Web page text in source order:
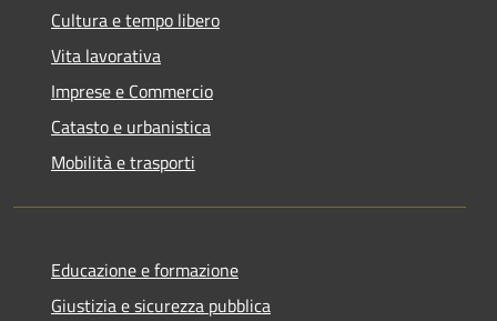
Cultura e tempo libero
Vita lavorativa
Imprese e Commercio
Catasto e urbanistica
Mobilità e trasporti
Educazione e formazione
Giustizia e sicurezza pubblica